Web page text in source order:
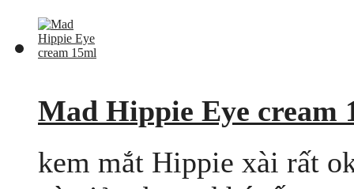
Mad Hippie Eye cream
kem mắt Hippie xài rất